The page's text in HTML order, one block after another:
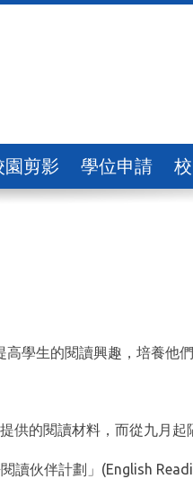
園剪影 學位申請
學生的閱讀興趣，培養他
的閱讀材料，而從九月起
伙伴計劃」(English